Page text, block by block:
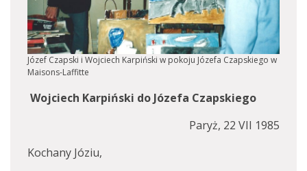
Józef Czapski i Wojciech Karpiński w pokoju Józefa Czapskiego w
Maisons-Laffitte
Wojciech Karpiński do Józefa Czapskiego
Paryż, 22 VII 1985
Kochany Józiu,